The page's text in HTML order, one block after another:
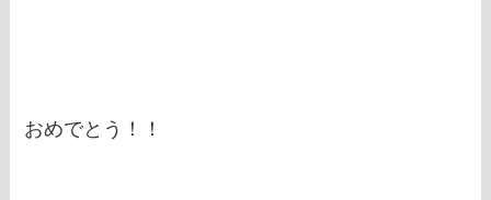
おめでとう！！